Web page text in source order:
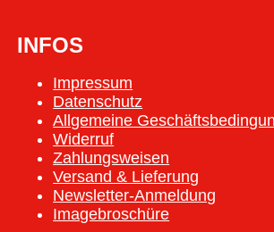
INFOS
Impressum
Datenschutz
Allgemeine
Widerruf
Zahlungsweisen
Versand & Lieferung
Newsletter-Anmeldung
Imagebroschüre